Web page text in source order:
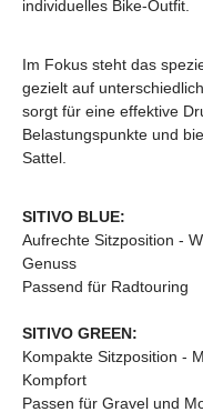
individuelles Bike-Outfit.
Im Fokus steht das
gezielt auf
sorgt für eine effektive
Belastungspunkte und
Sattel.
SITIVO BLUE:
Aufrechte Sitzposition -
Genuss
Passend für Radtouring
SITIVO GREEN:
Kompakte Sitzposition -
Kompfort
Passen für Gravel und